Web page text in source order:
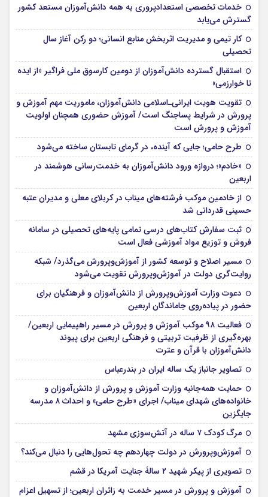
خدمات تخصصی استعدادپروری به همه دانش‌آموزان مستعد کشور
گسترش می‌یابد
کار تیمی و مدیریت اثربخش منابع انسانی؛ دو رکن آغاز سال
تحصیلی
استقبال گسترده دانش‌آموزان از دومین کارسوق ملی فراگیر «از ایده
تا خوارزمی»
تقویت هویت ایرانی‌ـ‌اسلامی دانش‌آموزان، ماموریت مهم آموزش و
پرورش در شرایط پساجنگ است/ آموزش حضوری همچنان اولویت
آموزش و پرورش است
طرح حامی؛ جایی که آینده، در گرمای تابستان ساخته می‌شود
«خادم»؛ دروازه ورود دانش‌آموزان به خدمت‌رسانی هوشمند در
اربعین
از خادمین موکب فرشته‌های میناب در کربلای معلی و مدیران عتبه
حسینی قدردانی شد
ثبت سفارش کتاب‌های درسی تمامی پایه‌های تحصیلی در سامانه
فروش و توزیع مواد آموزشی فعال است
مسیر اصلاح و توسعه کشور از آموزش‌وپرورش می‌گذرد/ شبکه
روایت‌‌گری دولت در آموزش‌وپرورش تقویت می‌شود
دعوت وزارت آموزش‌وپرورش از دانش‌آموزان و فرهنگیان برای
حضور در پیاده‌روی جاماندگان اربعین
فعالیت ۹۸ موکب آموزش و پرورش در مسیر راهپیمایی اربعین/
بهره‌گیری از ظرفیت تربیتی و فرهنگی اربعین برای پیوند
دانش‌آموزان با قرآن و عترت
تصاویر جانباز یک ساله ایران در بندرعباس
حمایت همه‌جانبه وزارت آموزش و پرورش از دانش‌آموزان و
خانواده‌های شهدای میناب/ اجرای «طرح حامی» و احداث ۸ مدرسه
جایگزین
مرگ کودک ۷ ساله در آتش‌سوزی مشهد
آموزش‌وپرورش در دولت چهاردهم چه تحول‌هایی را دنبال می‌کند؟
تصویری از پیکر شهید ۲ سالۀ جنایت آمریکا در قشم
آموزش و پرورش در مسیر خدمت به زائران اربعین؛ از تسهیل اعزام